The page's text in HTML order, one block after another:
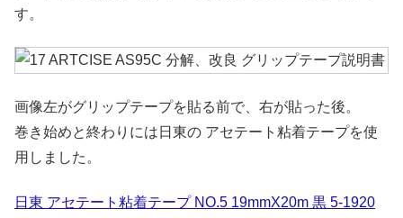
す。
画像左がグリップテープを貼る前で、右が貼った後。
巻き始めと終わりには日東の アセテート粘着テープを使
用しました。
日東 アセテート粘着テープ NO.5 19mmX20m 黒 5-1920